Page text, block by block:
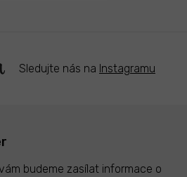
Sledujte nás na Instagramu
budeme zasílat informace o